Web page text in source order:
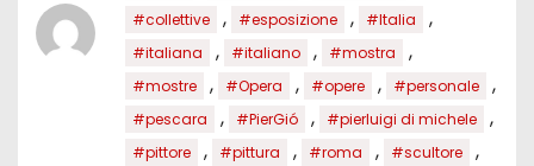
#collettive , #esposizione , #Italia ,
#italiana , #italiano , #mostra ,
#mostre , #Opera , #opere , #personale ,
#pescara , #PierGió , #pierluigi di michele ,
#pittore , #pittura , #roma , #scultore ,